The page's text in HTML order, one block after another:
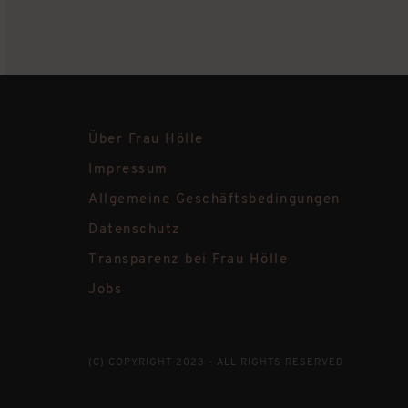
Über Frau Hölle
Impressum
Allgemeine Geschäftsbedingungen
Datenschutz
Transparenz bei Frau Hölle
Jobs
(C) COPYRIGHT 2023 - ALL RIGHTS RESERVED